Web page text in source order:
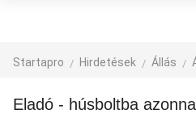
Startapro Hirdetések Állás
Eladó - húsboltba